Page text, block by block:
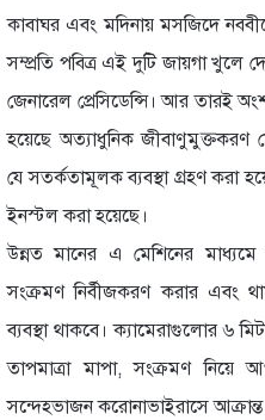
কাবাঘর এবং মদিনায় মসজিদে
সম্প্রতি পবিত্র এই দুটি জায়গা খুলে
জেনারেল প্রেসিডেন্সি। আর তারই
হয়েছে অত্যাধুনিক
যে সতর্কতামূলক ব্যবস্থা গ্রহণ করা
ইনস্টল করা হয়েছে।
উন্নত মানের এ মেশিনের
সংক্রমণ নির্বীজকরণ করার এবং
ব্যবস্থা থাকবে। ক্যামেরাগুলোর ৬
তাপমাত্রা মাপা, সংক্রমণ নিয়ে
সন্দেহভাজন করোনাভাইরাসে আক্রান্ত